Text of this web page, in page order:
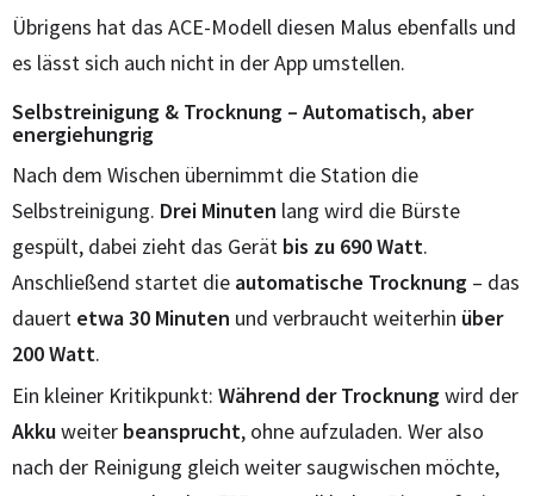
Übrigens hat das ACE-Modell diesen Malus ebenfalls und
es lässt sich auch nicht in der App umstellen.
Selbstreinigung & Trocknung – Automatisch, aber
energiehungrig
Nach dem Wischen übernimmt die Station die
Selbstreinigung. Drei Minuten lang wird die Bürste
gespült, dabei zieht das Gerät bis zu 690 Watt.
Anschließend startet die automatische Trocknung – das
dauert etwa 30 Minuten und verbraucht weiterhin über
200 Watt.
Ein kleiner Kritikpunkt: Während der Trocknungwird der
Akkuweiter beansprucht, ohne aufzuladen. Wer also
nach der Reinigung gleich weiter saugwischen möchte,